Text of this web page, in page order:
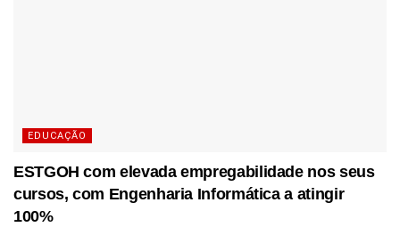
EDUCAÇÃO
ESTGOH com elevada empregabilidade nos seus
cursos, com Engenharia Informática a atingir
100%